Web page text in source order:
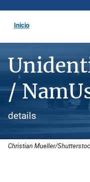
Inicio
/
details
Christian Mueller/